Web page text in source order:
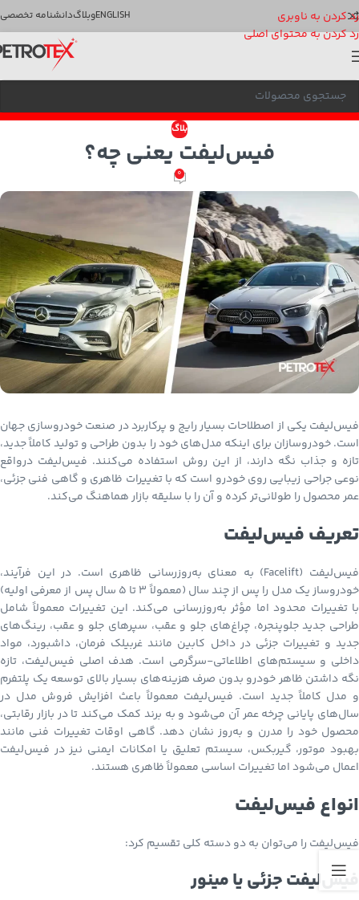
رد کردن به ناوبری
رد کردن به محتوای اصلی
ENGLISHوبلاگدانشنامه تخصصی
بلاگ
فیس‌لیفت یعنی چه؟
0
فیس‌لیفت یکی از اصطلاحات بسیار رایج و پرکاربرد در صنعت خودروسازی جهان
است. خودروسازان برای اینکه مدل‌های خود را بدون طراحی و تولید کاملاً جدید،
تازه و جذاب نگه دارند، از این روش استفاده می‌کنند. فیس‌لیفت درواقع
نوعی جراحی زیبایی روی خودرو است که با تغییرات ظاهری و گاهی فنی جزئی،
عمر محصول را طولانی‌تر کرده و آن را با سلیقه بازار هماهنگ می‌کند.
تعریف فیس‌لیفت
فیس‌لیفت (Facelift) به معنای به‌روزرسانی ظاهری است. در این فرآیند،
خودروساز یک مدل را پس از چند سال (معمولاً ۳ تا ۵ سال پس از معرفی اولیه)
با تغییرات محدود اما مؤثر به‌روزرسانی می‌کند. این تغییرات معمولاً شامل
طراحی جدید جلوپنجره، چراغ‌های جلو و عقب، سپرهای جلو و عقب، رینگ‌های
جدید و تغییرات جزئی در داخل کابین مانند غربیلک فرمان، داشبورد، مواد
داخلی و سیستم‌های اطلاعاتی-سرگرمی است. هدف اصلی فیس‌لیفت، تازه
نگه داشتن ظاهر خودرو بدون صرف هزینه‌های بسیار بالای توسعه یک پلتفرم
و مدل کاملاً جدید است. فیس‌لیفت معمولاً باعث افزایش فروش مدل در
سال‌های پایانی چرخه عمر آن می‌شود و به برند کمک می‌کند تا در بازار رقابتی،
محصول خود را مدرن و به‌روز نشان دهد. گاهی اوقات تغییرات فنی مانند
بهبود موتور، گیربکس، سیستم تعلیق یا امکانات ایمنی نیز در فیس‌لیفت
اعمال می‌شود اما تغییرات اساسی معمولاً ظاهری هستند.
انواع فیس‌لیفت
فیس‌لیفت را می‌توان به دو دسته کلی تقسیم کرد:
فیس‌لیفت جزئی یا مینور